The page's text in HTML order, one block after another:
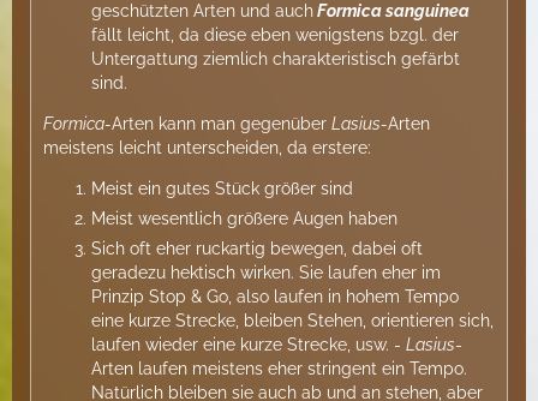
geschützten Arten und auchFormica sanguinea
fällt leicht, da diese eben wenigstens bzgl. der
Untergattung ziemlich charakteristisch gefärbt
sind.
Formica-Arten kann man gegenüber Lasius-Arten
meistens leicht unterscheiden, da erstere:
Meist ein gutes Stück größer sind
Meist wesentlich größere Augen haben
Sich oft eher ruckartig bewegen, dabei oft
geradezu hektisch wirken. Sie laufen eher im
Prinzip Stop & Go, also laufen in hohem Tempo
eine kurze Strecke, bleiben Stehen, orientieren sich,
laufen wieder eine kurze Strecke, usw. - Lasius-
Arten laufen meistens eher stringent ein Tempo.
Natürlich bleiben sie auch ab und an stehen, aber